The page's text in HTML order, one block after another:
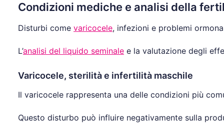
Condizioni mediche e analisi della
Disturbi come varicocele, infezioni e problemi
L’analisi del liquido seminale e la valutazione degli
Varicocele, sterilità e infertilità maschile
Il varicocele rappresenta una delle condizioni più
Questo disturbo può influire negativamente sulla